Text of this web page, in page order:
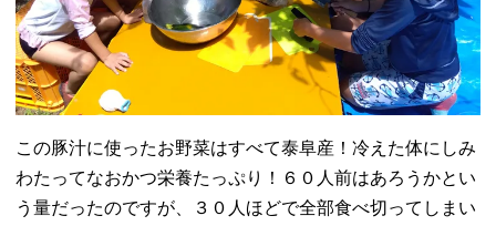
この豚汁に使ったお野菜はすべて泰阜産！冷えた体にしみ
わたってなおかつ栄養たっぷり！６０人前はあろうかとい
う量だったのですが、３０人ほどで全部食べ切ってしまい